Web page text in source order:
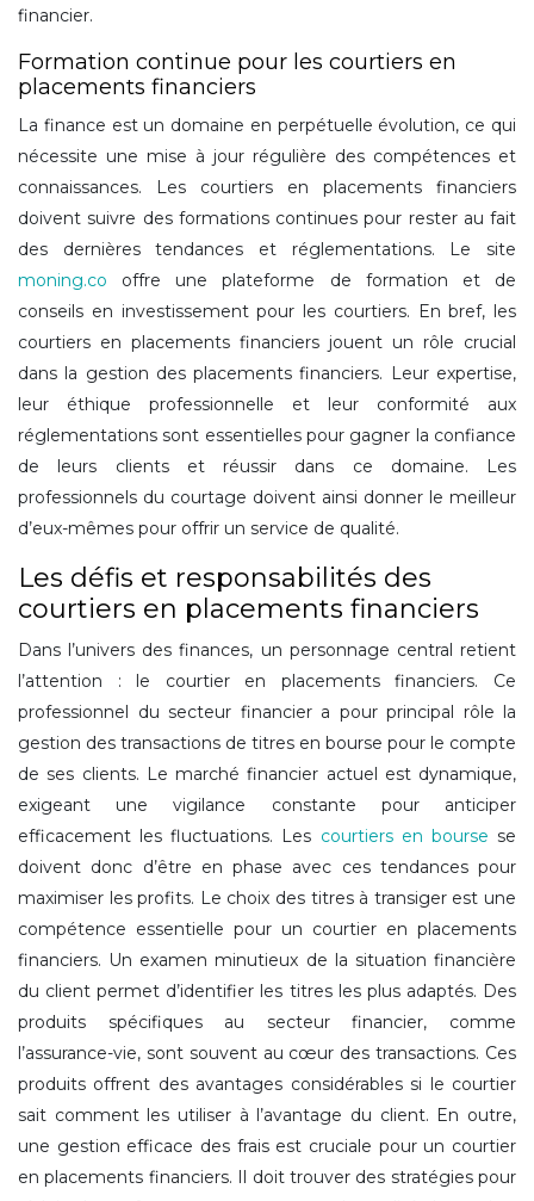
financier.
Formation continue pour les courtiers en
placements financiers
La finance est un domaine en perpétuelle évolution, ce qui
nécessite une mise à jour régulière des compétences et
connaissances. Les courtiers en placements financiers
doivent suivre des formations continues pour rester au fait
des dernières tendances et réglementations. Le site
moning.co offre une plateforme de formation et de
conseils en investissement pour les courtiers. En bref, les
courtiers en placements financiers jouent un rôle crucial
dans la gestion des placements financiers. Leur expertise,
leur éthique professionnelle et leur conformité aux
réglementations sont essentielles pour gagner la confiance
de leurs clients et réussir dans ce domaine. Les
professionnels du courtage doivent ainsi donner le meilleur
d’eux-mêmes pour offrir un service de qualité.
Les défis et responsabilités des
courtiers en placements financiers
Dans l’univers des finances, un personnage central retient
l’attention : le courtier en placements financiers. Ce
professionnel du secteur financier a pour principal rôle la
gestion des transactions de titres en bourse pour le compte
de ses clients. Le marché financier actuel est dynamique,
exigeant une vigilance constante pour anticiper
efficacement les fluctuations. Les courtiers en bourse se
doivent donc d’être en phase avec ces tendances pour
maximiser les profits. Le choix des titres à transiger est une
compétence essentielle pour un courtier en placements
financiers. Un examen minutieux de la situation financière
du client permet d’identifier les titres les plus adaptés. Des
produits spécifiques au secteur financier, comme
l’assurance-vie, sont souvent au cœur des transactions. Ces
produits offrent des avantages considérables si le courtier
sait comment les utiliser à l’avantage du client. En outre,
une gestion efficace des frais est cruciale pour un courtier
en placements financiers. Il doit trouver des stratégies pour